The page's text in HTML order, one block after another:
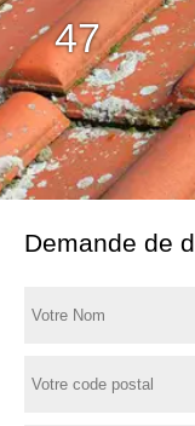
47
Demande de